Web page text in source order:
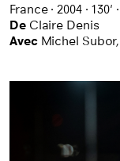
France· 2004· 130' ·
De Claire Denis
Avec Michel